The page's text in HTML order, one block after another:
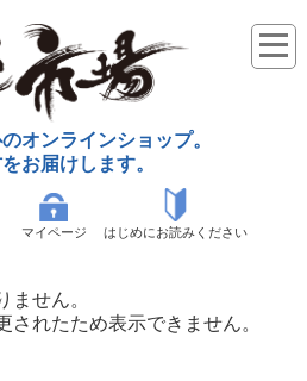
オンラインショップ。
お届けします。
マイページ はじめにお読みください
ません。
れたため表示できません。